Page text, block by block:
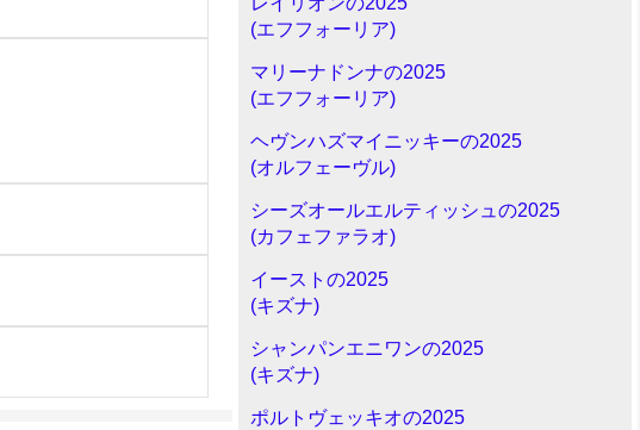
(エフフォーリア)
マリーナドンナの2025
(エフフォーリア)
ヘヴンハズマイニッキーの2025
(オルフェーヴル)
シーズオールエルティッシュの2025
(カフェファラオ)
イーストの2025
(キズナ)
シャンパンエニワンの2025
(キズナ)
ポルトヴェッキオの2025